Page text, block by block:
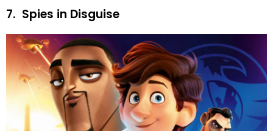
7. Spies in Disguise